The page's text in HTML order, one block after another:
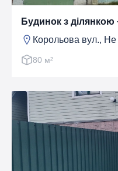
Будинок з ділянкою
Корольова вул., Не
80 м²